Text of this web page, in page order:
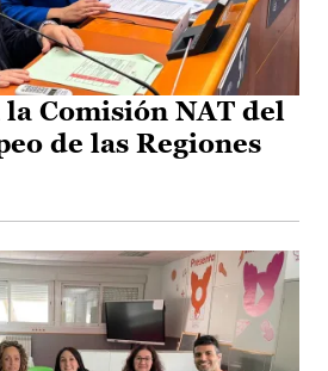
Comisión NAT del
de las Regiones